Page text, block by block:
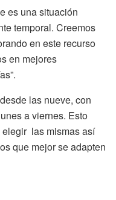
es una situación
temporal. Creemos
en este recurso
en mejores
las nueve, con
a viernes. Esto
las mismas así
que mejor se adapten